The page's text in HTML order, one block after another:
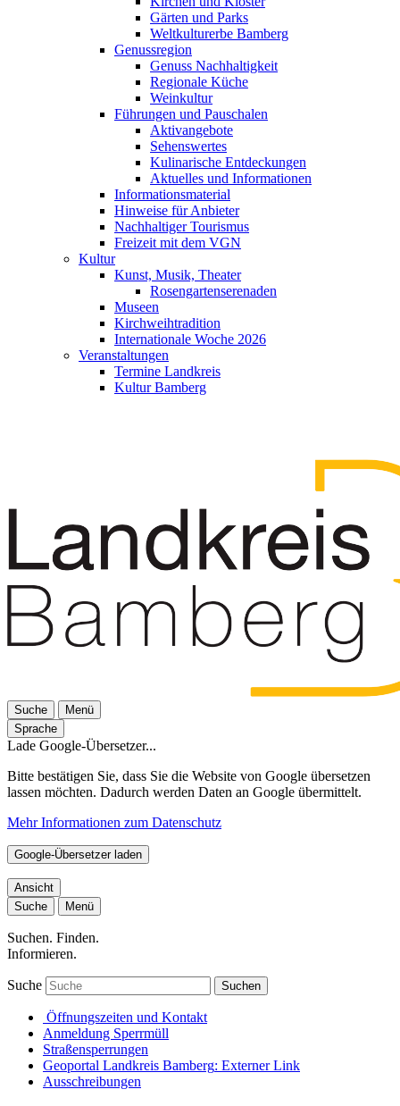
Gärten und Parks
Weltkulturerbe Bamberg
Genussregion
Genuss Nachhaltigkeit
Regionale Küche
Weinkultur
Führungen und Pauschalen
Aktivangebote
Sehenswertes
Kulinarische Entdeckungen
Aktuelles und Informationen
Informationsmaterial
Hinweise für Anbieter
Nachhaltiger Tourismus
Freizeit mit dem VGN
Kultur
Kunst, Musik, Theater
Rosengartenserenaden
Museen
Kirchweihtradition
Internationale Woche 2026
Veranstaltungen
Termine Landkreis
Kultur Bamberg
Suche
Menü
Sprache
Lade Google-Übersetzer...
Bitte bestätigen Sie, dass Sie die Website von Google übersetzen
lassen möchten. Dadurch werden Daten an Google übermittelt.
Mehr Informationen zum Datenschutz
Google-Übersetzer laden
Ansicht
Suche
Menü
Suchen. Finden.
Informieren.
Suche Suchen
Öffnungszeiten und Kontakt
Anmeldung Sperrmüll
Straßensperrungen
Geoportal Landkreis Bamberg: Externer Link
Ausschreibungen